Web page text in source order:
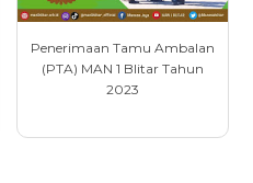
Penerimaan Tamu Ambalan
(PTA) MAN 1 Blitar Tahun
2023